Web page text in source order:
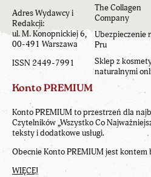
Adres Wydawcy i
Redakcji:
ul. M. Konopnickiej 6,
00-491 Warszawa
ISSN 2449-7991
The Collagen
Company
Ubezpieczenie
Pru
Sklep z
naturalnymi
Konto PREMIUM
Konto PREMIUM to przestrzeń dla
Czytelników „Wszystko Co
teksty i dodatkowe usługi.
Obecnie Konto PREMIUM jest kontem
WIĘCEJ